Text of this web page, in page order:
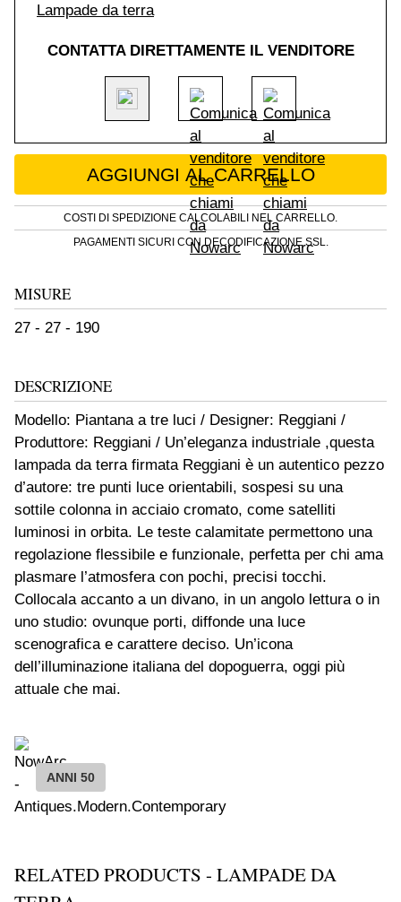
Lampade da terra
CONTATTA DIRETTAMENTE IL VENDITORE
Lampada da terra a tre luci Reggiani quantity
AGGIUNGI AL CARRELLO
COSTI DI SPEDIZIONE CALCOLABILI NEL CARRELLO.
PAGAMENTI SICURI CON DECODIFICAZIONE SSL.
MISURE
27 - 27 - 190
DESCRIZIONE
Modello: Piantana a tre luci / Designer: Reggiani /
Produttore: Reggiani / Un’eleganza industriale ,questa
lampada da terra firmata Reggiani è un autentico pezzo
d’autore: tre punti luce orientabili, sospesi su una
sottile colonna in acciaio cromato, come satelliti
luminosi in orbita. Le teste calamitate permettono una
regolazione flessibile e funzionale, perfetta per chi ama
plasmare l’atmosfera con pochi, precisi tocchi.
Collocala accanto a un divano, in un angolo lettura o in
uno studio: ovunque porti, diffonde una luce
scenografica e carattere deciso. Un’icona
dell’illuminazione italiana del dopoguerra, oggi più
attuale che mai.
ANNI 50
RELATED PRODUCTS - LAMPADE DA